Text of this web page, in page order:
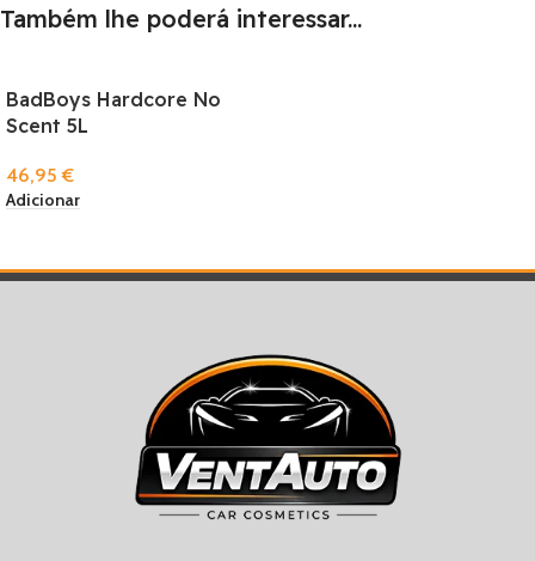
Também lhe poderá interessar...
BadBoys Hardcore No
Scent 5L
46,95€
Adicionar